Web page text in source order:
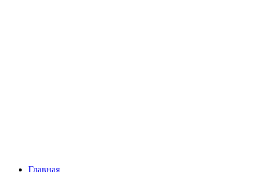
Главная